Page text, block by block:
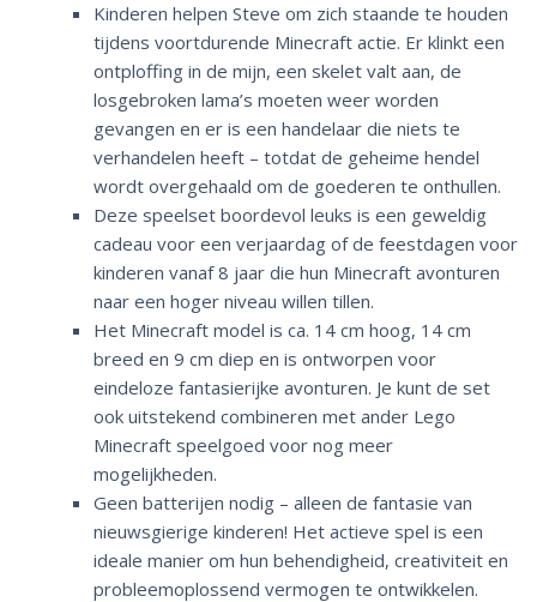
Kinderen helpen Steve om zich staande te houden
tijdens voortdurende Minecraft actie. Er klinkt een
ontploffing in de mijn, een skelet valt aan, de
losgebroken lama’s moeten weer worden
gevangen en er is een handelaar die niets te
verhandelen heeft – totdat de geheime hendel
wordt overgehaald om de goederen te onthullen.
Deze speelset boordevol leuks is een geweldig
cadeau voor een verjaardag of de feestdagen voor
kinderen vanaf 8 jaar die hun Minecraft avonturen
naar een hoger niveau willen tillen.
Het Minecraft model is ca. 14 cm hoog, 14 cm
breed en 9 cm diep en is ontworpen voor
eindeloze fantasierijke avonturen. Je kunt de set
ook uitstekend combineren met ander Lego
Minecraft speelgoed voor nog meer
mogelijkheden.
Geen batterijen nodig – alleen de fantasie van
nieuwsgierige kinderen! Het actieve spel is een
ideale manier om hun behendigheid, creativiteit en
probleemoplossend vermogen te ontwikkelen.